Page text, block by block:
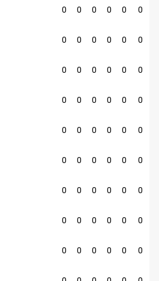
0 0 0 0 0 0
0 0 0 0 0 0
0 0 0 0 0 0
0 0 0 0 0 0
0 0 0 0 0 0
0 0 0 0 0 0
0 0 0 0 0 0
0 0 0 0 0 0
0 0 0 0 0 0